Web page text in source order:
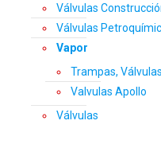
Válvulas
Válvulas
Vapor
Trampas,
Valvulas Apollo
Válvulas